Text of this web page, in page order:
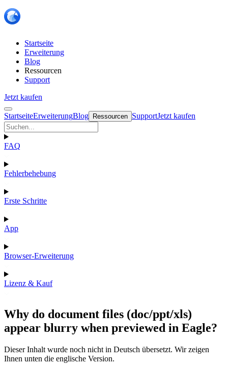
Startseite
Erweiterung
Blog
Ressourcen
Support
Jetzt kaufen
StartseiteErweiterungBlog Ressourcen SupportJetzt kaufen
FAQ
Fehlerbehebung
Erste Schritte
App
Browser-Erweiterung
Lizenz & Kauf
Why do document files (doc/ppt/xls)
appear blurry when previewed in Eagle?
Dieser Inhalt wurde noch nicht in Deutsch übersetzt. Wir zeigen
Ihnen unten die englische Version.